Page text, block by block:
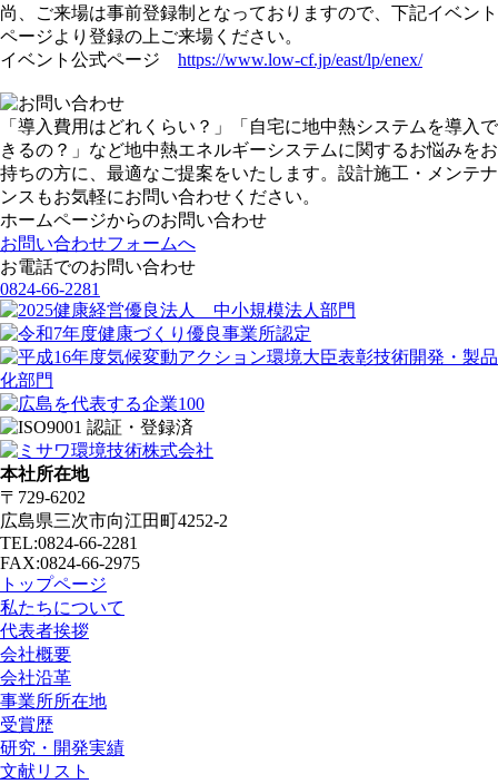
尚、ご来場は事前登録制となっておりますので、下記イベント
ページより登録の上ご来場ください。
イベント公式ページ https://www.low-cf.jp/east/lp/enex/
「導入費用はどれくらい？」「自宅に地中熱システムを導入で
きるの？」など地中熱エネルギーシステムに関するお悩みをお
持ちの方に、最適なご提案をいたします。設計施工・メンテナ
ンスもお気軽にお問い合わせください。
ホームページからのお問い合わせ
お問い合わせフォームへ
お電話でのお問い合わせ
0824-66-2281
本社所在地
〒729-6202
広島県三次市向江田町4252-2
TEL:0824-66-2281
FAX:0824-66-2975
トップページ
私たちについて
代表者挨拶
会社概要
会社沿革
事業所所在地
受賞歴
研究・開発実績
文献リスト